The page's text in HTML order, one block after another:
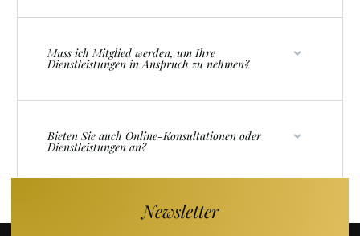
Muss ich Mitglied werden, um Ihre
Dienstleistungen in Anspruch zu nehmen?
Bieten Sie auch Online-Konsultationen oder
Dienstleistungen an?
Newsletter